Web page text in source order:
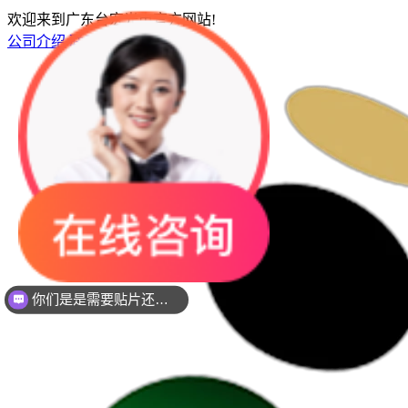
欢迎来到广东台宏光电官方网站!
公司介绍 联系我们 网站地图
现在想要灯珠规格书资料还是要样品测试呢？么？